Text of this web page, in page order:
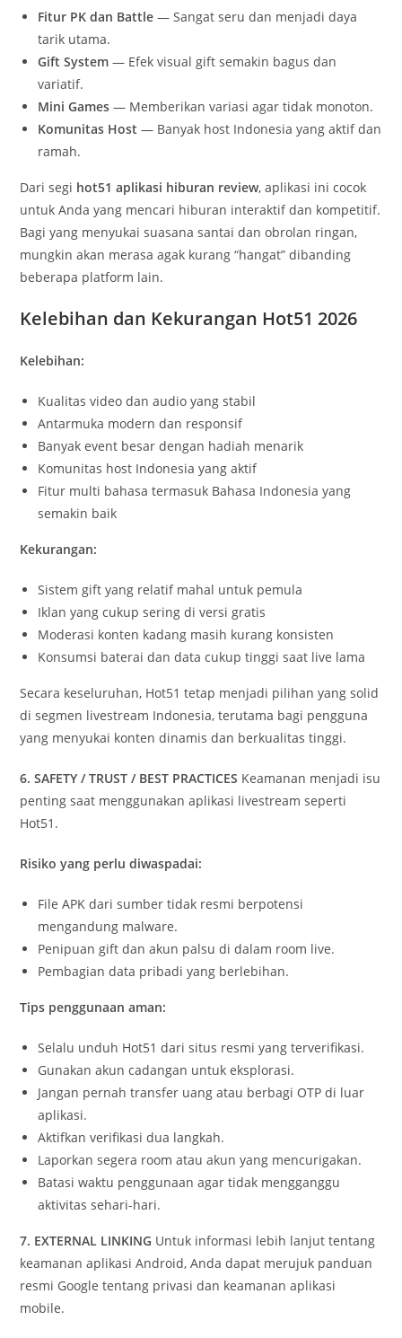
Fitur PK dan Battle — Sangat seru dan menjadi daya
tarik utama.
Gift System — Efek visual gift semakin bagus dan
variatif.
Mini Games — Memberikan variasi agar tidak monoton.
Komunitas Host — Banyak host Indonesia yang aktif dan
ramah.
Dari segi hot51 aplikasi hiburan review, aplikasi ini cocok
untuk Anda yang mencari hiburan interaktif dan kompetitif.
Bagi yang menyukai suasana santai dan obrolan ringan,
mungkin akan merasa agak kurang “hangat” dibanding
beberapa platform lain.
Kelebihan dan Kekurangan Hot51 2026
Kelebihan:
Kualitas video dan audio yang stabil
Antarmuka modern dan responsif
Banyak event besar dengan hadiah menarik
Komunitas host Indonesia yang aktif
Fitur multi bahasa termasuk Bahasa Indonesia yang
semakin baik
Kekurangan:
Sistem gift yang relatif mahal untuk pemula
Iklan yang cukup sering di versi gratis
Moderasi konten kadang masih kurang konsisten
Konsumsi baterai dan data cukup tinggi saat live lama
Secara keseluruhan, Hot51 tetap menjadi pilihan yang solid
di segmen livestream Indonesia, terutama bagi pengguna
yang menyukai konten dinamis dan berkualitas tinggi.
6. SAFETY / TRUST / BEST PRACTICES Keamanan menjadi isu
penting saat menggunakan aplikasi livestream seperti
Hot51.
Risiko yang perlu diwaspadai:
File APK dari sumber tidak resmi berpotensi
mengandung malware.
Penipuan gift dan akun palsu di dalam room live.
Pembagian data pribadi yang berlebihan.
Tips penggunaan aman:
Selalu unduh Hot51 dari situs resmi yang terverifikasi.
Gunakan akun cadangan untuk eksplorasi.
Jangan pernah transfer uang atau berbagi OTP di luar
aplikasi.
Aktifkan verifikasi dua langkah.
Laporkan segera room atau akun yang mencurigakan.
Batasi waktu penggunaan agar tidak mengganggu
aktivitas sehari-hari.
7. EXTERNAL LINKING Untuk informasi lebih lanjut tentang
keamanan aplikasi Android, Anda dapat merujuk panduan
resmi Google tentang privasi dan keamanan aplikasi
mobile.